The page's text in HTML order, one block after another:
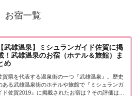
お宿一覧
【武雄温泉】ミシュランガイド佐賀に掲
！武雄温泉のお宿（ホテル＆旅館）ま
め
賀県を代表する温泉街の一つ『武雄温泉』。歴史
ある武雄温泉街のホテルや旅館で『ミシュランガ
ド佐賀2019』に掲載されたお宿は？その評価は？